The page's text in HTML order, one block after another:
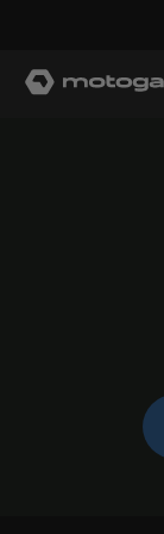
motogadget GmbH